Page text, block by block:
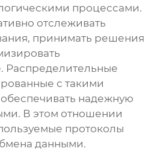
процессами.
отслеживать
принимать решения
Распределительные
с такими
надежную
В этом отношении
протоколы
данными.